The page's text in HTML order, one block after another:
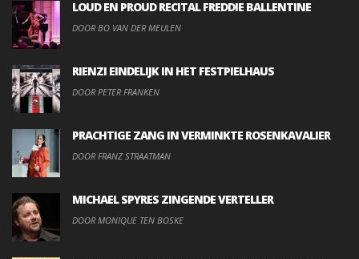
LOUD EN PROUD RECITAL FREDDIE BALLENTINE
DOOR BO VAN DER MEULEN
RIENZI EINDELIJK IN HET FESTPIELHAUS
DOOR PETER FRANKEN
PRACHTIGE ZANG IN VERMINKTE ROSENKAVALIER
DOOR FRANZ STRAATMAN
MICHAEL SPYRES ZINGENDE VERTELLER
DOOR MONIQUE TEN BOSKE